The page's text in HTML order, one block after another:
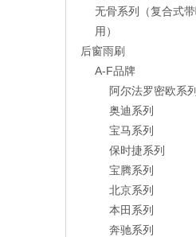
无骨系列（复合式
用）
后窗雨刷
A-F品牌
阿尔法罗密欧系列
奥迪系列
宝马系列
保时捷系列
宝腾系列
北京系列
本田系列
奔驰系列